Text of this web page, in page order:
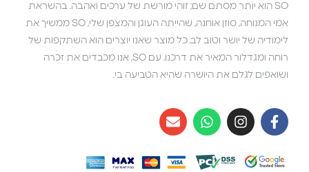
SO הוא יותר מסתם שם; זוהי מורשת של ערכים ואהבה. בהשראת
אמי המנוחה, סוזן אוחנה, שהייתה העוגן והמצפן שלי, SO ממשיך את
לימודיה של יושר וטוב לב. כל מוצר שאנו יוצרים הוא השתקפות של
רוחה ומגדלור המאיר את דרכנו. עם SO, אנו מכבדים את זכרה
ושואפים לגלם את היושרה שהיא הטביעה בי.